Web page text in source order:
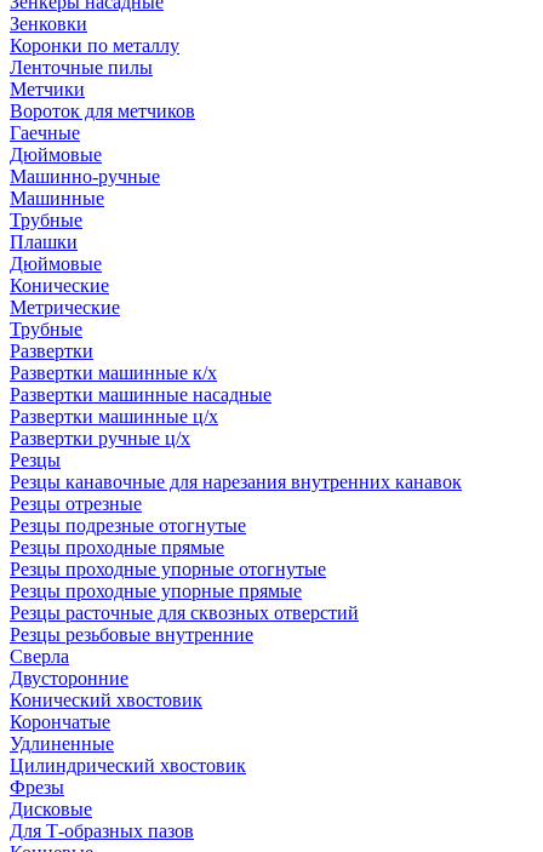
Зенковки
Коронки по металлу
Ленточные пилы
Метчики
Вороток для метчиков
Гаечные
Дюймовые
Машинно-ручные
Машинные
Трубные
Плашки
Дюймовые
Конические
Метрические
Трубные
Развертки
Развертки машинные к/х
Развертки машинные насадные
Развертки машинные ц/х
Развертки ручные ц/х
Резцы
Резцы канавочные для нарезания внутренних канавок
Резцы отрезные
Резцы подрезные отогнутые
Резцы проходные прямые
Резцы проходные упорные отогнутые
Резцы проходные упорные прямые
Резцы расточные для сквозных отверстий
Резцы резьбовые внутренние
Сверла
Двусторонние
Конический хвостовик
Корончатые
Удлиненные
Цилиндрический хвостовик
Фрезы
Дисковые
Для Т-образных пазов